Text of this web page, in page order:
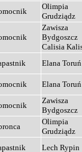
Olimpia
Grudziądz
Zawisza
Bydgoszcz
Calisia
Elana Toruń
Elana Toruń
Zawisza
Bydgoszcz
Olimpia
Grudziądz
Lech Rypin